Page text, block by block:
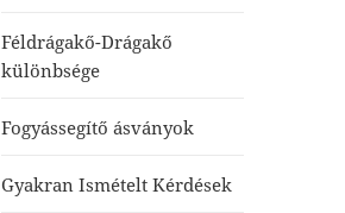
Féldrágakő-Drágakő
különbsége
Fogyássegítő ásványok
Gyakran Ismételt Kérdések